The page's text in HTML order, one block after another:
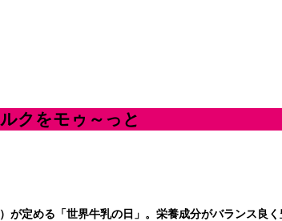
クをモゥ～っと
が定める「世界牛乳の日」。栄養成分がバランス良